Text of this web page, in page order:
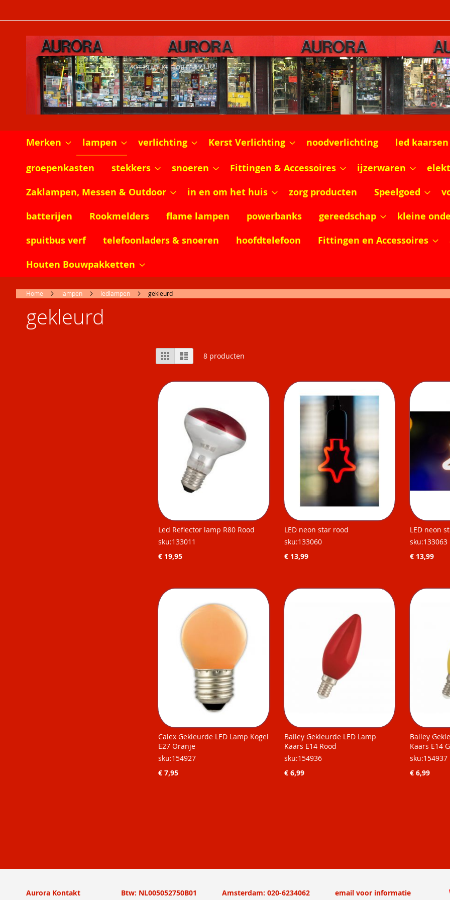
naar
inhoud
Merken lampen verlichting Kerst Verlichting noodverlichting led kaarsen
groepenkasten stekkers snoeren Fittingen & Accessoires ijzerwaren
Zaklampen, Messen & Outdoor
in en om het huis zorg producten Speelgoed
batterijen
Rookmelders flame lampen powerbanks gereedschap kleine
spuitbus verf
telefoonladers & snoeren hoofdtelefoon Fittingen en Accessoires
Houten Bouwpakketten
Home lampen ledlampen gekleurd
gekleurd
Tonen
als
Foto-
tabel
Lijst 8 producten
Led Reflector lamp R80 Rood
sku:133011
€ 19,95
LED neon star rood
sku:133060
€ 13,99
LED neon
sku:133063
€ 13,99
Calex Gekleurde LED Lamp Kogel
E27 Oranje
sku:154927
€ 7,95
Bailey Gekleurde LED Lamp
Kaars E14 Rood
sku:154936
€ 6,99
Bailey
Kaars E14
sku:154937
€ 6,99
Aurora Kontakt
Btw: NL005052750B01
Amsterdam: 020-6234062
email voor informatie